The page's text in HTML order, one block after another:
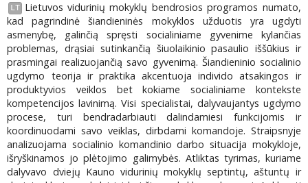
LT
Lietuvos vidurinių mokyklų bendrosios programos numato,
kad pagrindinė šiandieninės mokyklos užduotis yra ugdyti
asmenybę, galinčią spręsti socialiniame gyvenime kylančias
problemas, drąsiai sutinkančią šiuolaikinio pasaulio iššūkius ir
prasmingai realizuojančią savo gyvenimą. Šiandieninio socialinio
ugdymo teorija ir praktika akcentuoja individo atsakingos ir
produktyvios veiklos bet kokiame socialiniame kontekste
kompetencijos lavinimą. Visi specialistai, dalyvaujantys ugdymo
procese, turi bendradarbiauti dalindamiesi funkcijomis ir
koordinuodami savo veiklas, dirbdami komandoje. Straipsnyje
analizuojama socialinio komandinio darbo situacija mokykloje,
išryškinamos jo plėtojimo galimybės. Atliktas tyrimas, kuriame
dalyvavo dviejų Kauno vidurinių mokyklų septintų, aštuntų ir